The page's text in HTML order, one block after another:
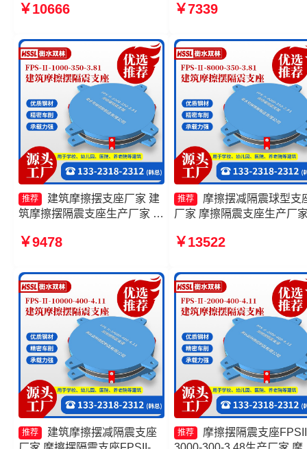
厂家 FPS支座源头工厂
￥10666
座FPSII-7000-350-3.81
￥7339
推荐
建筑摩擦摆支座厂家 建
筑摩擦摆隔震支座生产厂家 摩
400-4.11源头工厂 建筑隔震摩
￥9478
推荐
摩擦摆减隔震球型支
厂家 摩擦隔震支座生产厂
擦摆支座FPS-II-15000源头
￥13522
推荐
建筑摩擦摆减隔震支座
推荐
摩擦摆隔震支座